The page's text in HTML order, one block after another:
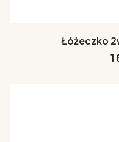
Łóżeczko
1